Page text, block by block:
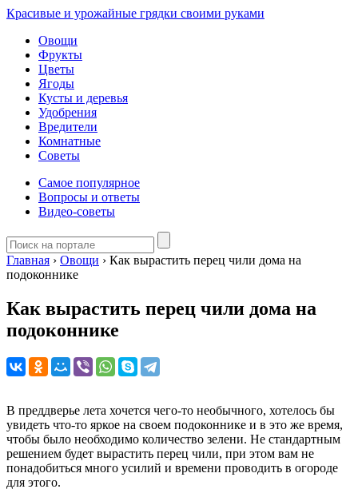
Красивые и урожайные грядки своими руками
Овощи
Фрукты
Цветы
Ягоды
Кусты и деревья
Удобрения
Вредители
Комнатные
Советы
Самое популярное
Вопросы и ответы
Видео-советы
Главная › Овощи › Как вырастить перец чили дома на
подоконнике
Как вырастить перец чили дома на
подоконнике
В преддверье лета хочется чего-то необычного, хотелось бы
увидеть что-то яркое на своем подоконнике и в это же время,
чтобы было необходимо количество зелени. Не стандартным
решением будет вырастить перец чили, при этом вам не
понадобиться много усилий и времени проводить в огороде
для этого.